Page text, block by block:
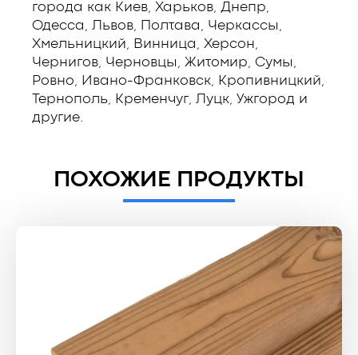
города как Киев, Харьков, Днепр,
Одесса, Львов, Полтава, Черкассы,
Хмельницкий, Винница, Херсон,
Чернигов, Черновцы, Житомир, Сумы,
Ровно, Ивано-Франковск, Кропивницкий,
Тернополь, Кременчуг, Луцк, Ужгород и
другие.
ПОХОЖИЕ ПРОДУКТЫ